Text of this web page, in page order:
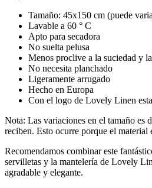
Tamaño: 45x150 cm (puede
Lavable a 60 ° C
Apto para secadora
No suelta pelusa
Menos proclive a la suciedad y
No necesita planchado
Ligeramente arrugado
Hecho en Europa
Con el logo de Lovely Linen
Nota: Las variaciones en el tamaño es
reciben. Esto ocurre porque el material
Recomendamos combinar este
servilletas y la mantelería de Lovely
agradable y elegante.